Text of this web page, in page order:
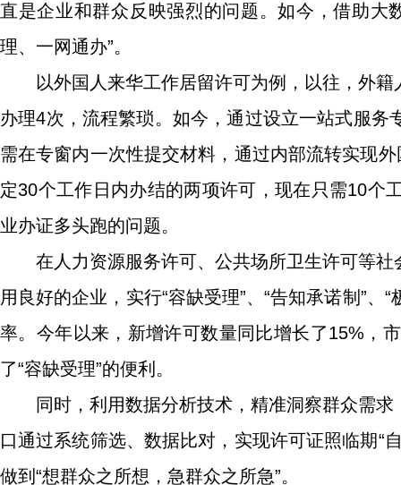
直是企业和群众反映强烈的问题。如今，借助大
理、一网通办”。
以外国人来华工作居留许可为例，以往，外
办理4次，流程繁琐。如今，通过设立一站式服
需在专窗内一次性提交材料，通过内部流转实现
定30个工作日内办结的两项许可，现在只需10个
业办证多头跑的问题。
在人力资源服务许可、公共场所卫生许可等
用良好的企业，实行“容缺受理”、“告知承诺制”、
率。今年以来，新增许可数量同比增长了15%，
了“容缺受理”的便利。
同时，利用数据分析技术，精准洞察群众需
口通过系统筛选、数据比对，实现许可证照临期“
做到“想群众之所想，急群众之所急”。